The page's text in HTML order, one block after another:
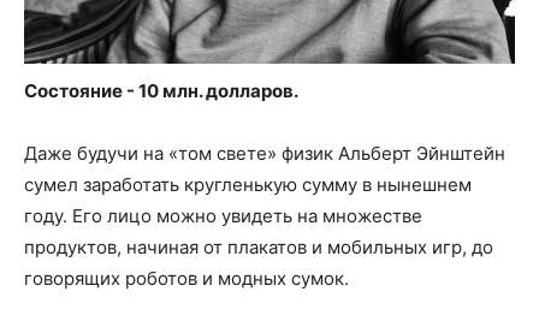
Состояние - 10 млн. долларов.
Даже будучи на «том свете» физик Альберт Эйнштейн
сумел заработать кругленькую сумму в нынешнем
году. Его лицо можно увидеть на множестве
продуктов, начиная от плакатов и мобильных игр, до
говорящих роботов и модных сумок.